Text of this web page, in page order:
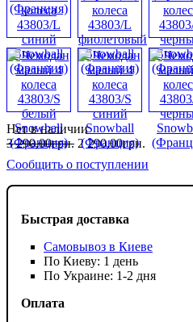
Быстрая доставка
Самовывоз в Киеве
По Киеву: 1 день
По Украине: 1-2 дня
Оплата
Нет в наличии
3 290,00грн. 2 290,00грн.
Сообщить о поступлении